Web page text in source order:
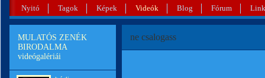
Nyitó Tagok Képek Videók Blog Fórum
MULATÓS ZENÉK
BIRODALMA
videógalériái
ne csalogass